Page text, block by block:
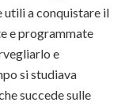
a conquistare il
e programmate
e
si studiava
succede sulle